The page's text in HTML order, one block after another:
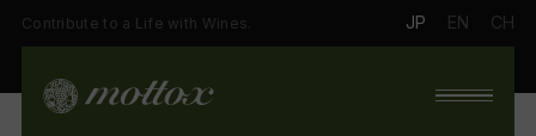
Contribute to a Life with Wines. JP EN CH